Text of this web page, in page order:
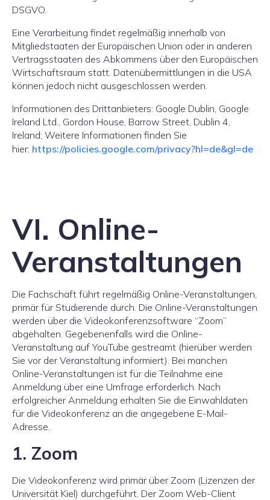
DSGVO.
Eine Verarbeitung findet regelmäßig innerhalb von
Mitgliedstaaten der Europäischen Union oder in anderen
Vertragsstaaten des Abkommens über den Europäischen
Wirtschaftsraum statt. Datenübermittlungen in die USA
können jedoch nicht ausgeschlossen werden.
Informationen des Drittanbieters: Google Dublin, Google
Ireland Ltd., Gordon House, Barrow Street, Dublin 4,
Ireland; Weitere Informationen finden Sie
hier: https://policies.google.com/privacy?hl=de&gl=de
VI. Online-
Veranstaltungen
Die Fachschaft führt regelmäßig Online-Veranstaltungen,
primär für Studierende durch. Die Online-Veranstaltungen
werden über die Videokonferenzsoftware “Zoom”
abgehalten. Gegebenenfalls wird die Online-
Veranstaltung auf YouTube gestreamt (hierüber werden
Sie vor der Veranstaltung informiert). Bei manchen
Online-Veranstaltungen ist für die Teilnahme eine
Anmeldung über eine Umfrage erforderlich. Nach
erfolgreicher Anmeldung erhalten Sie die Einwahldaten
für die Videokonferenz an die angegebene E-Mail-
Adresse.
1. Zoom
Die Videokonferenz wird primär über Zoom (Lizenzen der
Universität Kiel) durchgeführt. Der Zoom Web-Client